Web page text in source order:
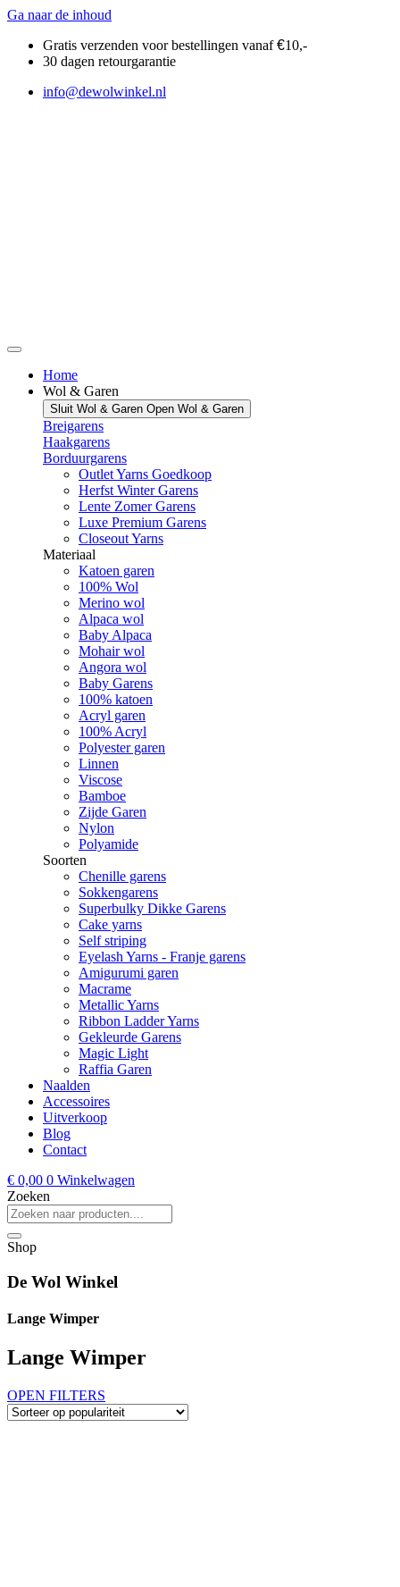
Ga naar de inhoud
Gratis verzenden voor bestellingen vanaf€10,-
30 dagen retourgarantie
info@dewolwinkel.nl
Home
Wol & Garen
Sluit Wol & Garen Open Wol & Garen
Breigarens
Haakgarens
Borduurgarens
Outlet Yarns Goedkoop
Herfst Winter Garens
Lente Zomer Garens
Luxe Premium Garens
Closeout Yarns
Materiaal
Katoen garen
100% Wol
Merino wol
Alpaca wol
Baby Alpaca
Mohair wol
Angora wol
Baby Garens
100% katoen
Acryl garen
100% Acryl
Polyester garen
Linnen
Viscose
Bamboe
Zijde Garen
Nylon
Polyamide
Soorten
Chenille garens
Sokkengarens
Superbulky Dikke Garens
Cake yarns
Self striping
Eyelash Yarns - Franje garens
Amigurumi garen
Macrame
Metallic Yarns
Ribbon Ladder Yarns
Gekleurde Garens
Magic Light
Raffia Garen
Naalden
Accessoires
Uitverkoop
Blog
Contact
€ 0,00 0 Winkelwagen
Zoeken
Shop
De Wol Winkel
Lange Wimper
Lange Wimper
OPEN FILTERS